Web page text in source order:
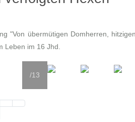
"Von übermütigen Domherren,
Leben im 16 Jhd.
/13